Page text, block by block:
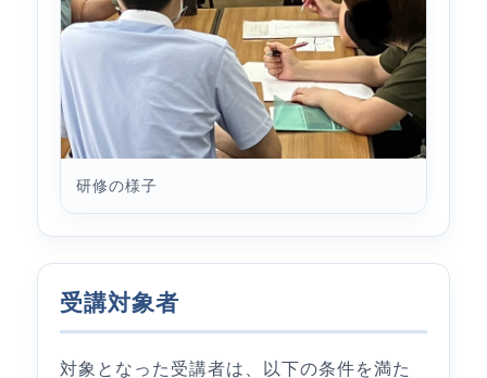
研修の様子
受講対象者
対象となった受講者は、以下の条件を満た